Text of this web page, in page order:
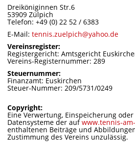
Dreiköniginnen Str.6
53909 Zülpich
Telefon: +49 (0) 22 52 / 6383
E-Mail: tennis.zuelpich@yahoo.de
Vereinsregister:
Registergericht: Amtsgericht
Vereins-Registernummer: 289
Steuernummer:
Finanzamt: Euskirchen
Steuer-Nummer: 209/5731/0249
Copyright:
Eine Verwertung, Einspeicherung
Datensysteme der aufwww.tennis-
enthaltenen Beiträge und
Zustimmung des Vereins unzulässig.